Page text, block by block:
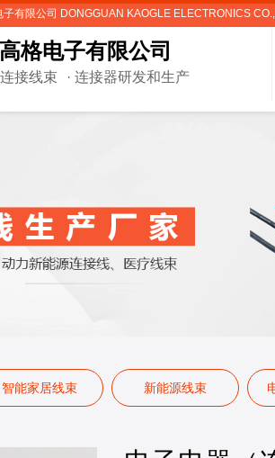
格电子有限公司
接线束 · 连接器研发和生产
子有限公司 DONGGUAN KAOGLE ELECTRONICS
智能家居线束 新能源线束